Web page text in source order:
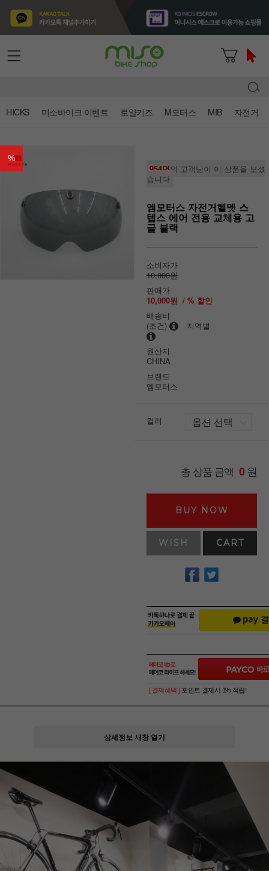
HICKS 미소바이크 이벤트 로얄키즈 M모터스 MIB 자전거
%
954명의 고객님이 이 상품을 보셨
습니다
엠모터스 자전거헬멧 스
텝스 에어 전용 교체용 고
글 블랙
소비자가
10,000원
판매가
10,000원 / % 할인
배송비
(조건)
지역별
원산지
CHINA
브랜드
엠모터스
컬러
총 상품 금액 0원
BUY NOW
WISH CART
[ 결제혜택 ] 포인트 결제시 1% 적립!
상세정보 새창 열기